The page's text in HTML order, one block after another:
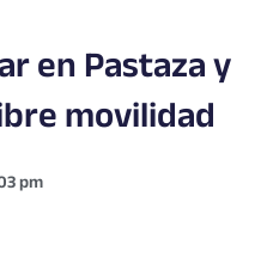
en Pastaza y
movilidad
pm